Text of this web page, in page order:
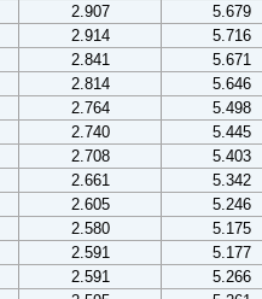
2.907
5.679
2.914
5.716
2.841
5.671
2.814
5.646
2.764
5.498
2.740
5.445
2.708
5.403
2.661
5.342
2.605
5.246
2.580
5.175
2.591
5.177
2.591
5.266